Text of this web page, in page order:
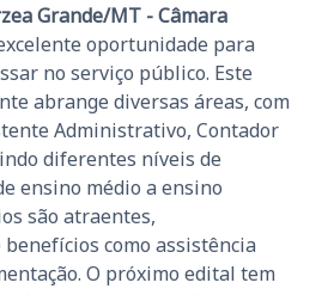
Grande/MT - Câmara
oportunidade para
no serviço público. Este
abrange diversas áreas, com
Administrativo, Contador
diferentes níveis de
ensino médio a ensino
são atraentes,
como assistência
O próximo edital tem